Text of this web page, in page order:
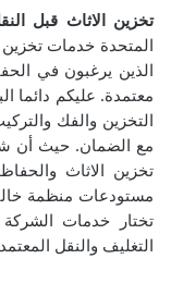
تخزين الاثاث قبل
المتحدة خدمات تخزين
الذين يرغبون في
معتمدة. عليكم
التخزين والفك
مع الضمان.
تخزين الاثاث
مستودعات منظمة
تختار خدمات
التغليف والنقل